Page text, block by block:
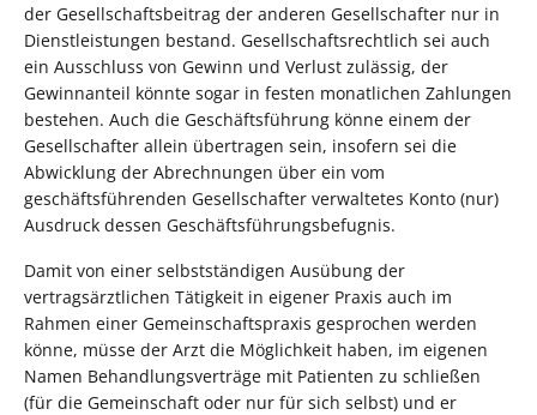
der Gesellschaftsbeitrag der anderen Gesellschafter nur in
Dienstleistungen bestand. Gesellschaftsrechtlich sei auch
ein Ausschluss von Gewinn und Verlust zulässig, der
Gewinnanteil könnte sogar in festen monatlichen Zahlungen
bestehen. Auch die Geschäftsführung könne einem der
Gesellschafter allein übertragen sein, insofern sei die
Abwicklung der Abrechnungen über ein vom
geschäftsführenden Gesellschafter verwaltetes Konto (nur)
Ausdruck dessen Geschäftsführungsbefugnis.
Damit von einer selbstständigen Ausübung der
vertragsärztlichen Tätigkeit in eigener Praxis auch im
Rahmen einer Gemeinschaftspraxis gesprochen werden
könne, müsse der Arzt die Möglichkeit haben, im eigenen
Namen Behandlungsverträge mit Patienten zu schließen
(für die Gemeinschaft oder nur für sich selbst) und er